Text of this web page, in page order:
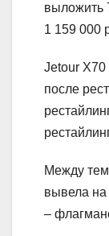
выложить
1 159 000
Jetour X70
после
Между
вывела
–